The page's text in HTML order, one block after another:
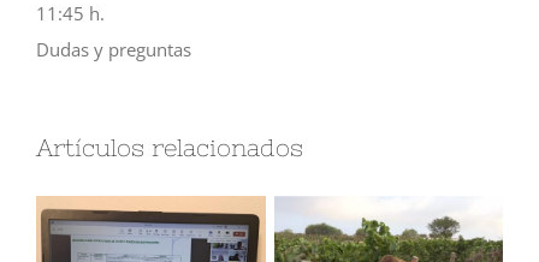
11:45 h.
Dudas y preguntas
Artículos relacionados